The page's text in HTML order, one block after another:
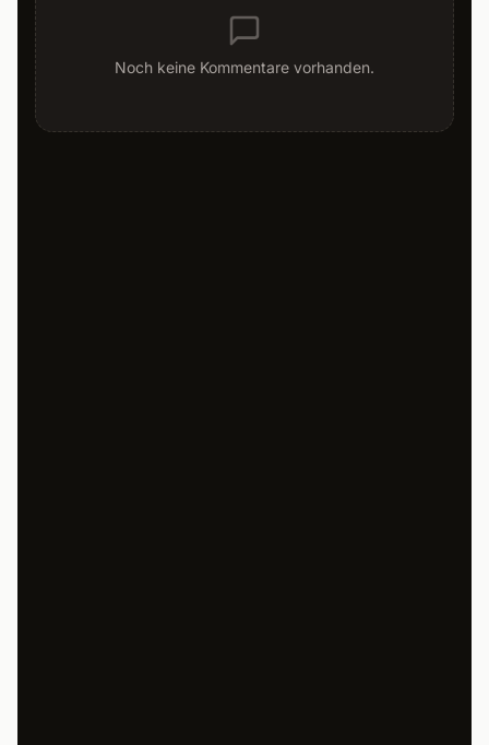
Noch keine Kommentare vorhanden.